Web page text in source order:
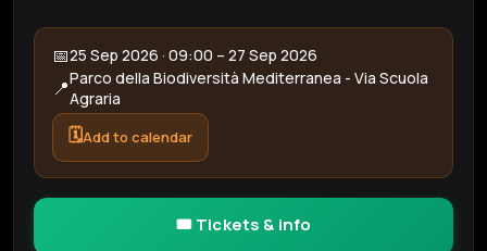
📅25 Sep 2026 · 09:00 – 27 Sep 2026
📍Parco della Biodiversità Mediterranea - Via Scuola
Agraria
🗓️Add to calendar
🎟️ Tickets & info